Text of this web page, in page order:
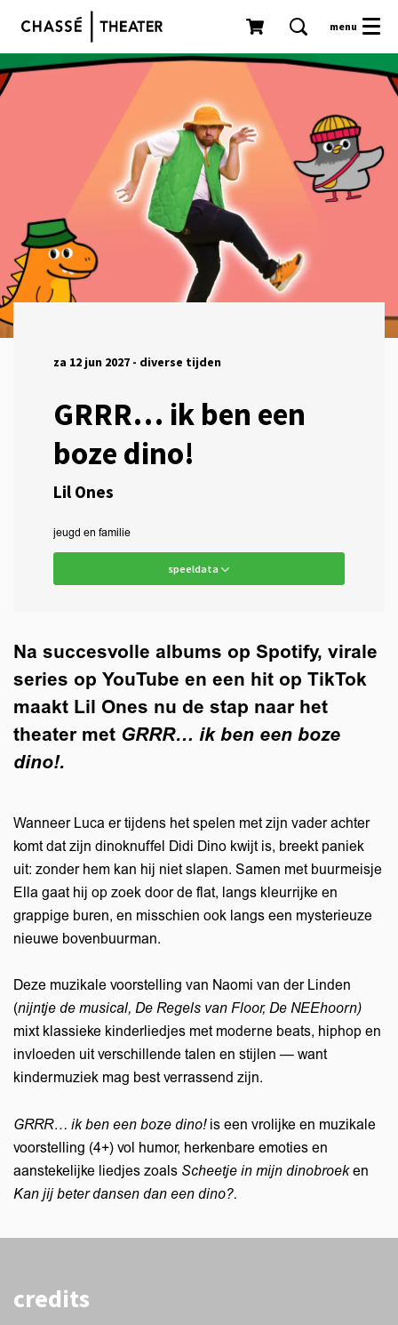
menu
GRRR… ik ben een
boze dino!
Lil Ones
za 12 jun 2027 - diverse tijden
jeugd en familie
speeldata
Na succesvolle albums op Spotify, virale
series op YouTube en een hit op TikTok
maakt Lil Ones nu de stap naar het
theater met GRRR… ik ben een boze
dino!.
Wanneer Luca er tijdens het spelen met zijn vader achter
komt dat zijn dinoknuffel Didi Dino kwijt is, breekt paniek
uit: zonder hem kan hij niet slapen. Samen met buurmeisje
Ella gaat hij op zoek door de flat, langs kleurrijke en
grappige buren, en misschien ook langs een mysterieuze
nieuwe bovenbuurman.
Deze muzikale voorstelling van Naomi van der Linden
(nijntje de musical, De Regels van Floor, De NEEhoorn)
mixt klassieke kinderliedjes met moderne beats, hiphop en
invloeden uit verschillende talen en stijlen — want
kindermuziek mag best verrassend zijn.
GRRR… ik ben een boze dino! is een vrolijke en muzikale
voorstelling (4+) vol humor, herkenbare emoties en
aanstekelijke liedjes zoals Scheetje in mijn dinobroeken
Kan jij beter dansen dan een dino?.
credits